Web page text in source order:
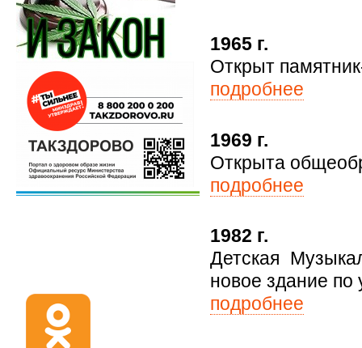
1965 г.
Открыт
подробнее
1969 г.
Открыта
подробнее
1982 г.
Детская
новое здание
подробнее